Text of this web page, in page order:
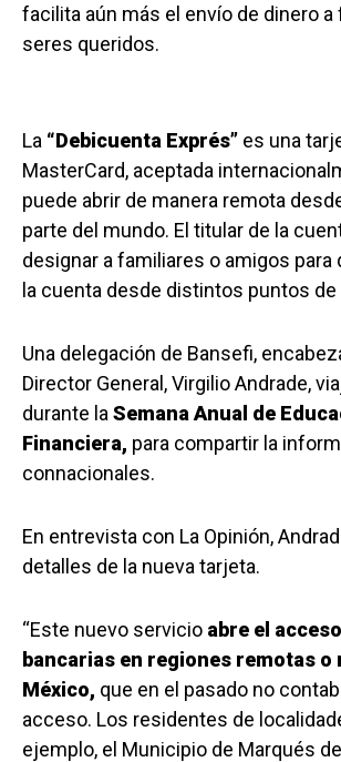
facilita aún más el envío de dinero
seres queridos.
La “Debicuenta Exprés” es una
MasterCard, aceptada
puede abrir de manera remota
parte del mundo. El titular de la
designar a familiares o amigos para
la cuenta desde distintos puntos de
Una delegación de Bansefi,
Director General, Virgilio Andrade,
durante la Semana Anual de
Financiera, para compartir la
connacionales.
En entrevista con La Opinión,
detalles de la nueva tarjeta.
“Este nuevo servicio abre el
bancarias en regiones remotas o
México, que en el pasado no
acceso. Los residentes de
ejemplo, el Municipio de Marqués